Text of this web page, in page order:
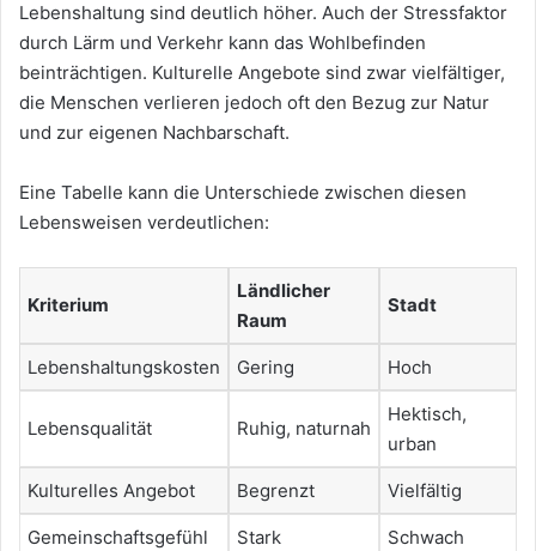
Lebenshaltung sind deutlich höher. Auch der Stressfaktor
durch Lärm und Verkehr kann das Wohlbefinden
beinträchtigen. Kulturelle Angebote sind zwar vielfältiger,
die Menschen verlieren jedoch oft den Bezug zur Natur
und zur eigenen Nachbarschaft.
Eine Tabelle kann die Unterschiede zwischen diesen
Lebensweisen verdeutlichen:
Kriterium
Ländlicher
Raum
Stadt
Lebenshaltungskosten Gering Hoch
Lebensqualität Ruhig, naturnah
Hektisch,
urban
Kulturelles Angebot Begrenzt Vielfältig
Gemeinschaftsgefühl Stark Schwach